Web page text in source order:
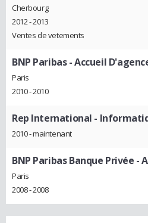
Cherbourg
2012 - 2013
Ventes de vetements
BNP Paribas- Accueil
Paris
2010 - 2010
Rep International -
2010 - maintenant
BNP Paribas Banque Privée -
Paris
2008 - 2008